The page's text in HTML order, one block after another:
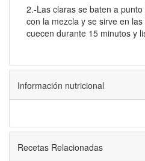
2.-Las claras se baten a
con la mezcla y se sirve en
cuecen durante 15 minutos y
Información nutricional
Recetas Relacionadas